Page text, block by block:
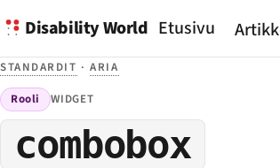
Disability World Etusivu
STANDARDIT ·ARIA
Rooli WIDGET
combobox